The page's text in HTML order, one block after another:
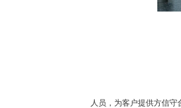
人员，为客户提供方信